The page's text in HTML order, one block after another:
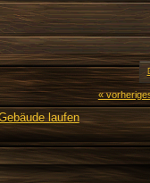
«
laufen